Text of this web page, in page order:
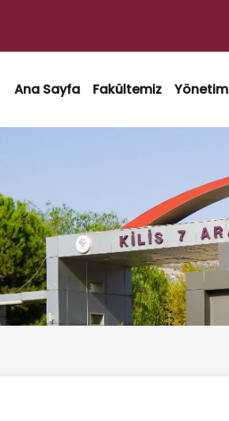
Ana Sayfa Fakültemiz Yönetim